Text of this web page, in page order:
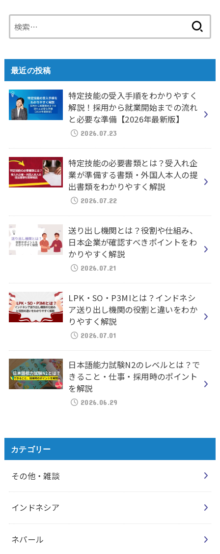
索:
最近の投稿
特定技能の受入手順をわかりやすく
解説！採用から就業開始までの流れ
と必要な準備【2026年最新版】
2026.07.23
特定技能の必要書類とは？受入れ企
業が準備する書類・外国人本人の提
出書類をわかりやすく解説
2026.07.22
送り出し機関とは？役割や仕組み、
日本企業が確認すべきポイントをわ
かりやすく解説
2026.07.21
LPK・SO・P3MIとは？インドネシ
ア送り出し機関の役割と違いをわか
りやすく解説
2026.07.01
日本語能力試験N2のレベルとは？で
きること・仕事・採用時のポイント
を解説
2026.06.29
カテゴリー
その他・雑談
インドネシア
ネパール